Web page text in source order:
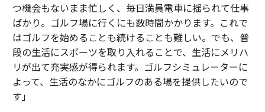
つ機会もないまま忙しく、毎日満員電車に揺られて仕事
ばかり。ゴルフ場に行くにも数時間かかります。これで
はゴルフを始めることも続けることも難しい。でも、普
段の生活にスポーツを取り入れることで、生活にメリハ
リが出て充実感が得られます。ゴルフシミュレーターに
よって、生活のなかにゴルフのある場を提供したいので
す」